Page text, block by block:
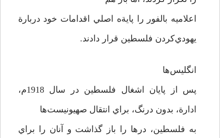
اعلاميه بالفور را پايةه اصلي اقدامات خود دربارة
يهودي‌كردن فلسطين قرار دادند.
انگليس‌ها
پس از پايان اشغال فلسطين در سال 1918م،
ادارة، بدون درنگ، براي انتقال صهيونيست‌ها
به فلسطين، درها را باز گذاشت و آنان را براي